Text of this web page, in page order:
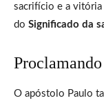
sacrifício e a vitória
do Significado da
O apóstolo Paulo